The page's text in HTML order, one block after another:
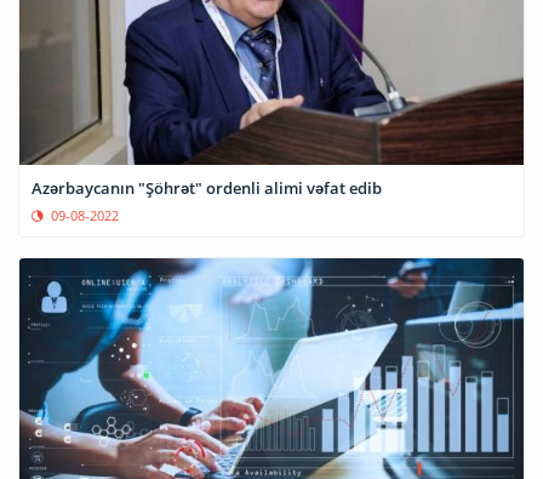
Azərbaycanın "Şöhrət" ordenli alimi vəfat edib
09-08-2022